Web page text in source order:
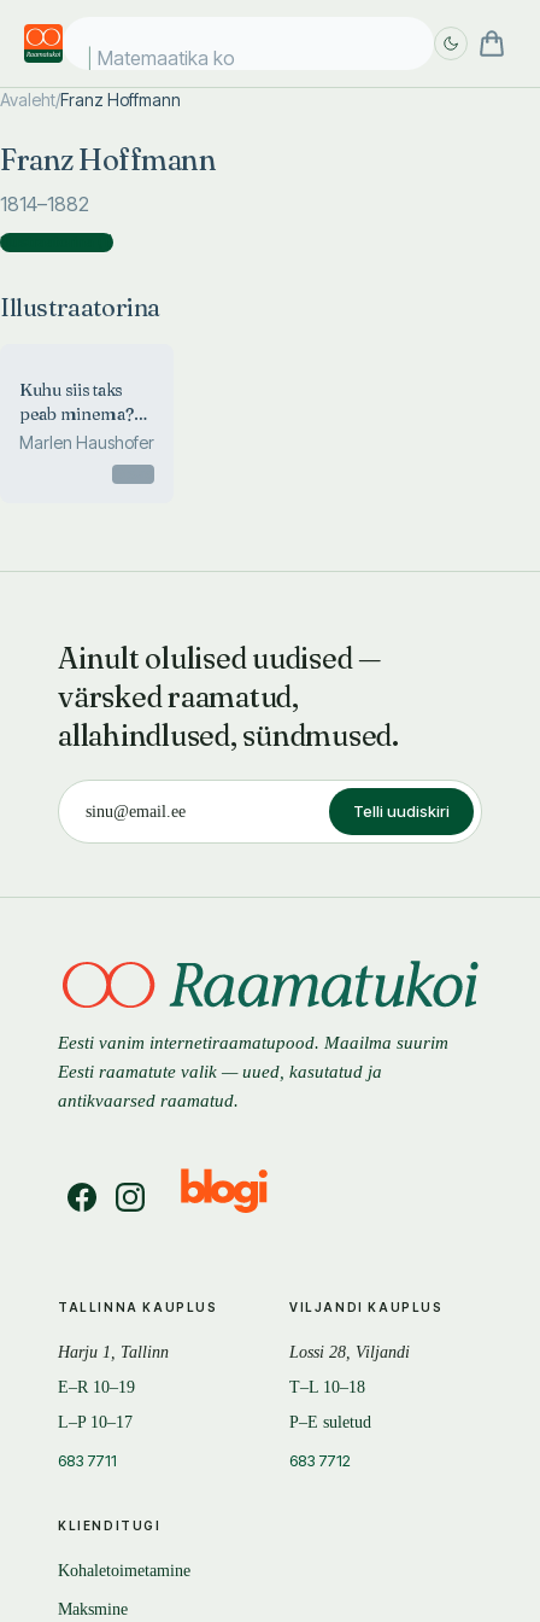
Matemaatika kos
Avaleht/Franz Hoffmann
Franz Hoffmann
1814–1882
Illustraatorina )
Illustraatorina
Kuhu siis taks
peab minema?
Kas looma koht
Marlen Haushofer
Ainult olulised uudised —
värsked raamatud,
allahindlused, sündmused.
Telli uudiskiri
Eesti vanim internetiraamatupood. Maailma suurim
Eesti raamatute valik — uued, kasutatud ja
antikvaarsed raamatud.
KLIENDITUGI
Kohaletoimetamine
Maksmine
TALLINNA KAUPLUS
Harju 1, Tallinn
E–R 10–19
L–P 10–17
683 7711
VILJANDI KAUPLUS
Lossi 28, Viljandi
T–L 10–18
P–E suletud
683 7712